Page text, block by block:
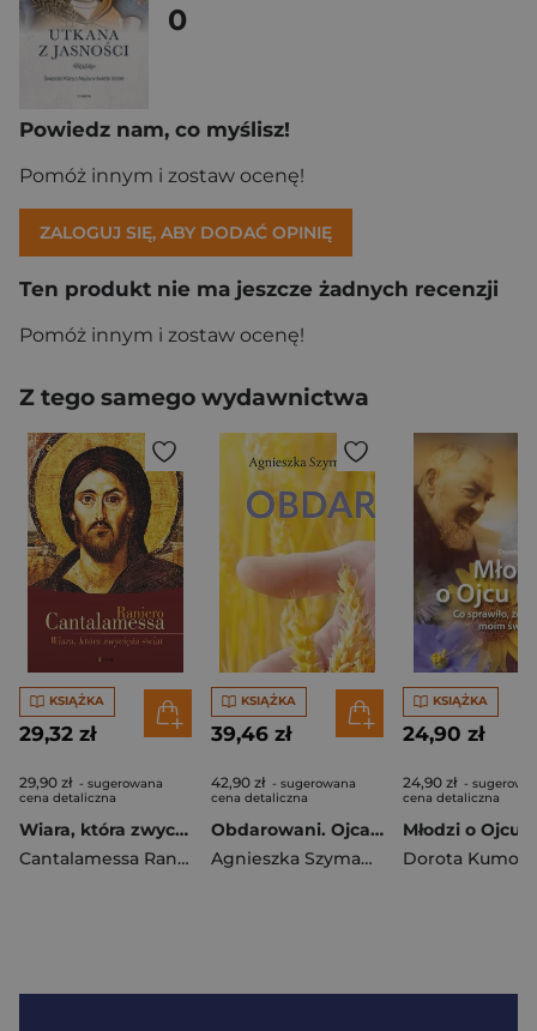
0
Powiedz nam, co myślisz!
Pomóż innym i zostaw ocenę!
ZALOGUJ SIĘ, ABY DODAĆ OPINIĘ
Ten produkt nie ma jeszcze żadnych recenzji
Pomóż innym i zostaw ocenę!
Z tego samego wydawnictwa
KSIĄŻKA
29,32 zł
29,90 zł - sugerowana
cena detaliczna
Wiara, która zwycięża świat w.3
Cantalamessa Raniero
KSIĄŻKA
39,46 zł
42,90 zł - sugerowana
cena detaliczna
Obdarowani. Ojca Honorata (o)powieść o łasce
Agnieszka Szymańska CSNI
KSIĄŻKA
24,90 zł
24,90 zł -
cena detaliczna
Dorota